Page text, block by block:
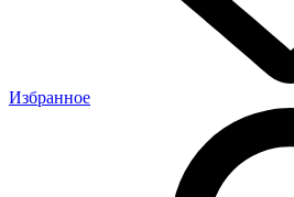
Избранное